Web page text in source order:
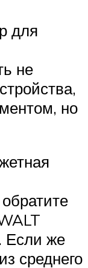
для
не
но
Если же
среднего